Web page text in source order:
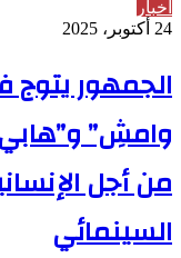
أخبار
24 أكتوبر، 2025
الجمهور
وامشِ” و”هابي
من أجل
السينمائي